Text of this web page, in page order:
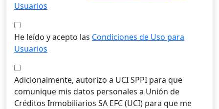
Usuarios
He leído y acepto las Condiciones de Uso para
Usuarios
Adicionalmente, autorizo a UCI SPPI para que
comunique mis datos personales a Unión de
Créditos Inmobiliarios SA EFC (UCI) para que me